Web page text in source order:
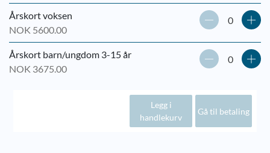
Årskort voksen
NOK 5600.00
Årskort barn/ungdom 3-15 år
NOK 3675.00
Legg i
handlekurv
Gå til betaling